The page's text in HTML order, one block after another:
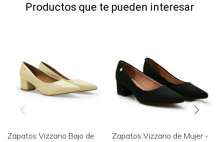
Productos que te pueden interesar
Zapatos Vizzano Bajo de
Zapatos Vizzano de Mujer -